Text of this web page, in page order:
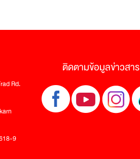
Rd.
9
ติดตามข้อมูลข่าวสาร